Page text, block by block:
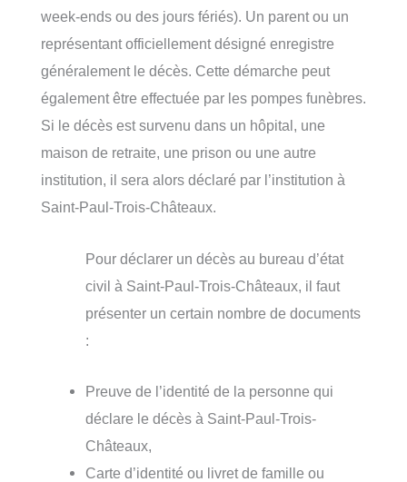
week-ends ou des jours fériés). Un parent ou un
représentant officiellement désigné enregistre
généralement le décès. Cette démarche peut
également être effectuée par les pompes funèbres.
Si le décès est survenu dans un hôpital, une
maison de retraite, une prison ou une autre
institution, il sera alors déclaré par l’institution à
Saint-Paul-Trois-Châteaux.
Pour déclarer un décès au bureau d’état
civil à Saint-Paul-Trois-Châteaux, il faut
présenter un certain nombre de documents
:
Preuve de l’identité de la personne qui
déclare le décès à Saint-Paul-Trois-
Châteaux,
Carte d’identité ou livret de famille ou